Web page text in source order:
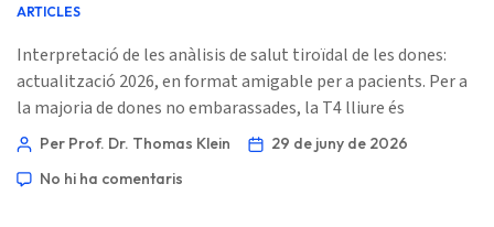
ARTICLES
Interpretació de les anàlisis de salut tiroïdal de les dones:
actualització 2026, en format amigable per a pacients. Per a
la majoria de dones no embarassades, la T4 lliure és
aproximadament de 0,8–1,8 ng/dL, o de 10–23 pmol/L, però
estrògens, el trimestre de l’embaràs, el moment postpart,
Per Prof. Dr. Thomas Klein
29 de juny de 2026
No hi ha comentaris